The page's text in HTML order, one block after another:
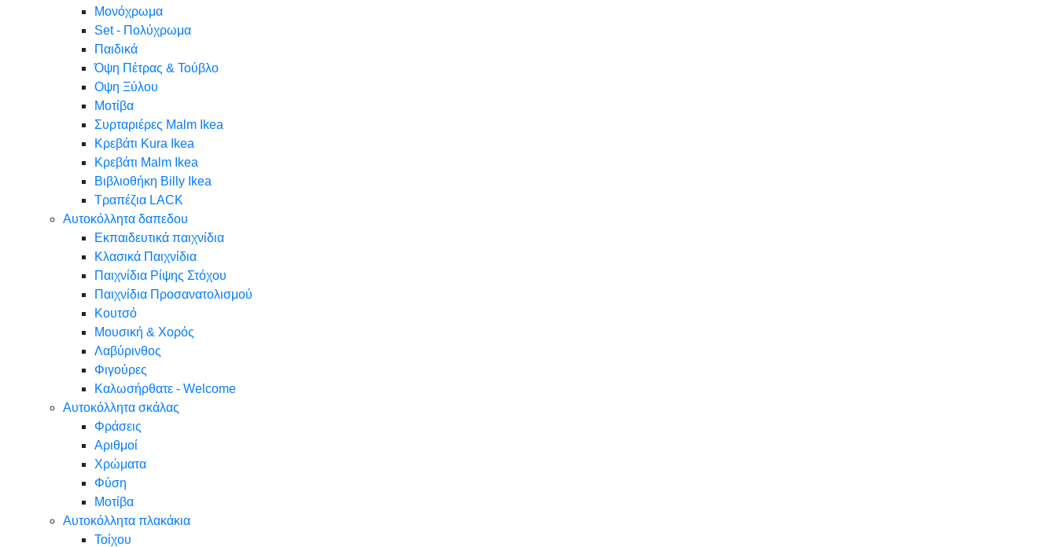
Μονόχρωμα
Set - Πολύχρωμα
Παιδικά
Όψη Πέτρας & Τούβλο
Oψη Ξύλου
Μοτίβα
Συρταριέρες Malm Ikea
Κρεβάτι Kura Ikea
Κρεβάτι Malm Ikea
Βιβλιοθήκη Billy Ikea
Τραπέζια LACK
Αυτοκόλλητα δαπεδου
Εκπαιδευτικά παιχνίδια
Κλασικά Παιχνίδια
Παιχνίδια Ρίψης Στόχου
Παιχνίδια Προσανατολισμού
Κουτσό
Μουσική & Χορός
Λαβύρινθος
Φιγούρες
Καλωσήρθατε - Welcome
Αυτοκόλλητα σκάλας
Φράσεις
Αριθμοί
Χρώματα
Φύση
Μοτίβα
Αυτοκόλλητα πλακάκια
Τοίχου